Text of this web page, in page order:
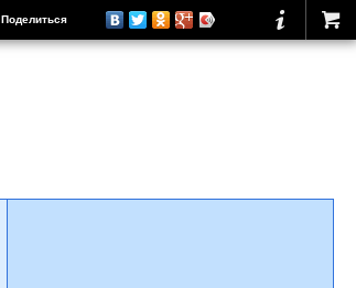
Поделиться